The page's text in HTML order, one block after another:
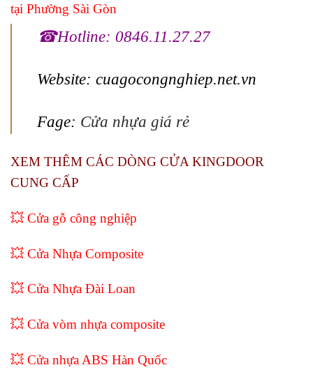
tại Phường Sài Gòn
☎Hotline: 0846.11.27.27
Website: cuagocongnghiep.net.vn
Fage: Cửa nhựa giá rẻ
XEM THÊM CÁC DÒNG CỬA KINGDOOR
CUNG CẤP
💥Cửa gỗ công nghiệp
💥Cửa Nhựa Composite
💥Cửa Nhựa Đài Loan
💥 Cửa vòm nhựa composite
💥Cửa nhựa ABS Hàn Quốc